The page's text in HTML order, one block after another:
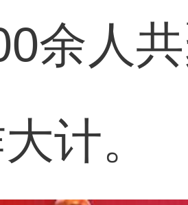
余人
计。